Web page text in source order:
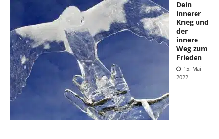
Dein
innerer
Krieg und
der
innere
Weg zum
Frieden
15. Mai
2022